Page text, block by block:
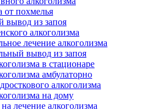
от похмелья
из запоя
алкоголизма
лечение алкоголизма
вывод из запоя
в стационаре
амбулаторно
алкоголизма
на дому
лечение алкоголизма